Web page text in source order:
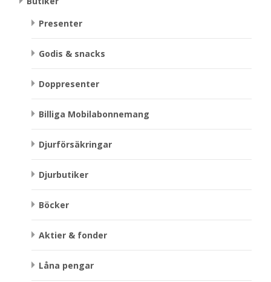
Presenter
Godis & snacks
Doppresenter
Billiga Mobilabonnemang
Djurförsäkringar
Djurbutiker
Böcker
Aktier & fonder
Låna pengar